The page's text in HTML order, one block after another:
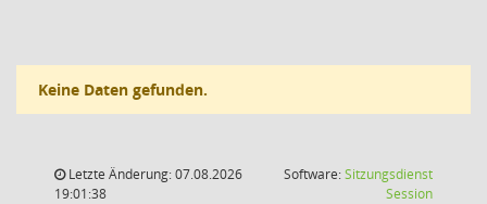
Keine Daten gefunden.
Letzte Änderung: 07.08.2026
19:01:38
Software:Sitzungsdienst
Session(Wird in